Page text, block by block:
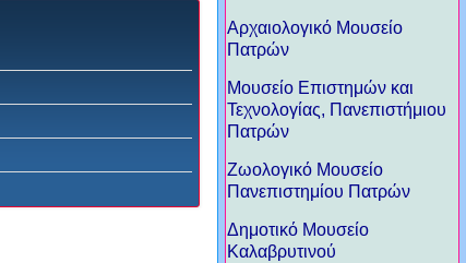
Αρχαιολογικό Μουσείο
Πατρών
Μουσείο Επιστημών και
Τεχνολογίας, Πανεπιστήμιου
Πατρών
Ζωολογικό Μουσείο
Πανεπιστημίου Πατρών
Δημοτικό Μουσείο
Καλαβρυτινού